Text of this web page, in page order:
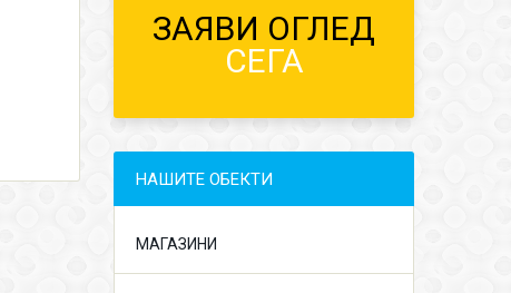
ЗАЯВИ ОГЛЕД
СЕГА
НАШИТЕ ОБЕКТИ
МАГАЗИНИ